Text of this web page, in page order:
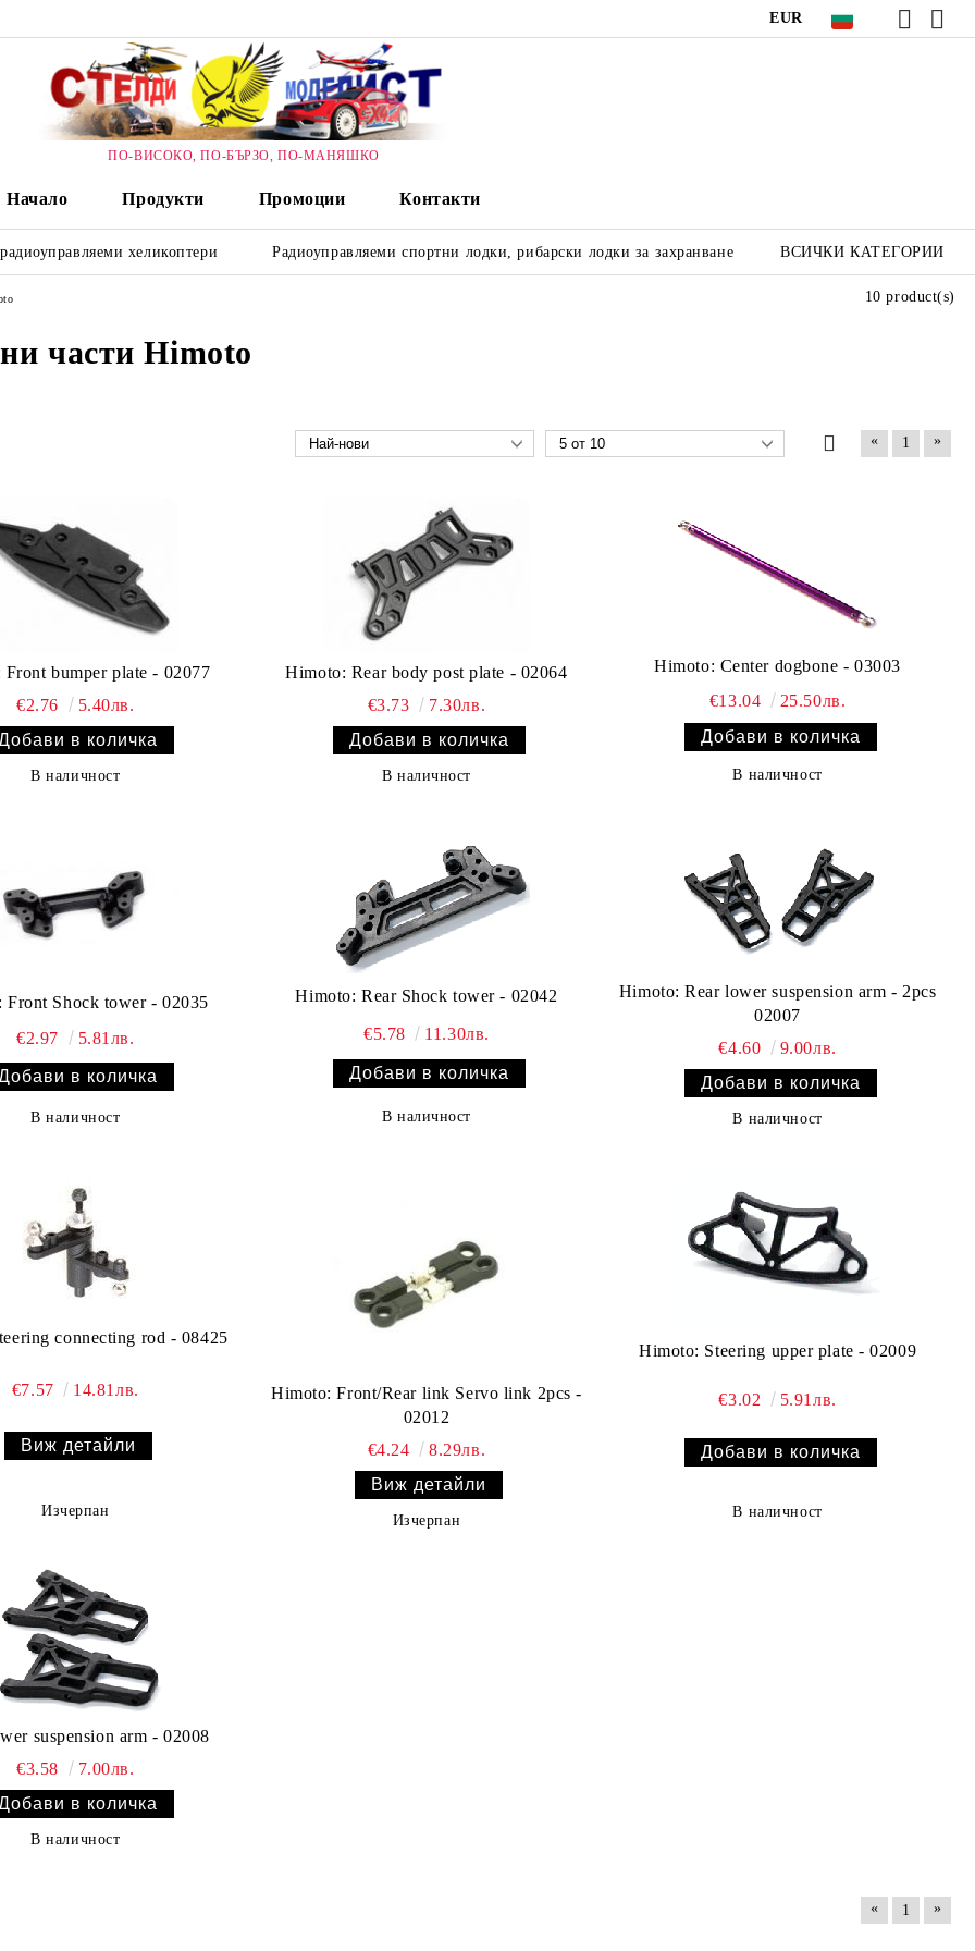
EUR
ПО-ВИСОКО, ПО-БЪРЗО, ПО-МАНЯШКО
Начало Продукти Промоции Контакти
хеликоптери Радиоуправляеми спортни лодки, рибарски лодки за захранване ВСИЧКИ КАТЕГОРИИ
части Himoto
10 product(s)
« 1 »
bumper plate - 02077
€2.76
5.40лв.
В наличност
Himoto: Rear body post plate - 02064
€3.73
7.30лв.
В наличност
Himoto: Center dogbone - 03003
€13.04
25.50лв.
В наличност
Front Shock tower - 02035
€2.97
5.81лв.
В наличност
Himoto: Rear Shock tower - 02042
€5.78 11.30лв.
В наличност
Himoto: Rear lower suspension arm - 2pcs
02007
€4.60
9.00лв.
В наличност
connecting rod - 08425
€7.57 14.81лв.
Виж детайли
Изчерпан
Himoto: Front/Rear link Servo link 2pcs -
02012
€4.24
8.29лв.
Виж детайли
Изчерпан
Himoto: Steering upper plate - 02009
€3.02 5.91лв.
В наличност
suspension arm - 02008
€3.58
7.00лв.
В наличност
« 1 »